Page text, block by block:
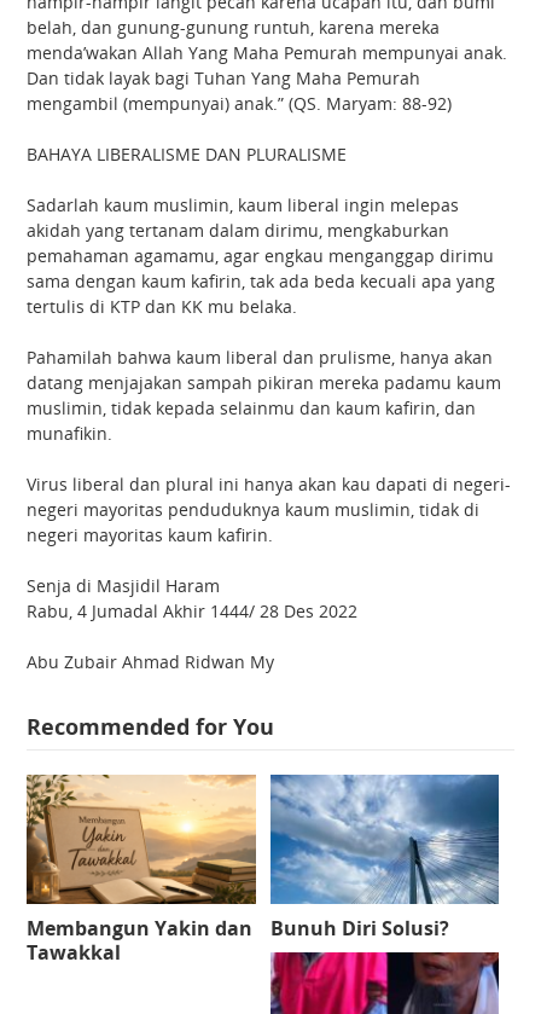
belah, dan gunung-gunung runtuh, karena mereka
menda’wakan Allah Yang Maha Pemurah mempunyai anak.
Dan tidak layak bagi Tuhan Yang Maha Pemurah
mengambil (mempunyai) anak.” (QS. Maryam: 88-92)
BAHAYA LIBERALISME DAN PLURALISME
Sadarlah kaum muslimin, kaum liberal ingin melepas
akidah yang tertanam dalam dirimu, mengkaburkan
pemahaman agamamu, agar engkau menganggap dirimu
sama dengan kaum kafirin, tak ada beda kecuali apa yang
tertulis di KTP dan KK mu belaka.
Pahamilah bahwa kaum liberal dan prulisme, hanya akan
datang menjajakan sampah pikiran mereka padamu kaum
muslimin, tidak kepada selainmu dan kaum kafirin, dan
munafikin.
Virus liberal dan plural ini hanya akan kau dapati di negeri-
negeri mayoritas penduduknya kaum muslimin, tidak di
negeri mayoritas kaum kafirin.
Senja di Masjidil Haram
Rabu, 4 Jumadal Akhir 1444/ 28 Des 2022
Abu Zubair Ahmad Ridwan My
Recommended for You
Membangun Yakin dan
Tawakkal
Bunuh Diri Solusi?